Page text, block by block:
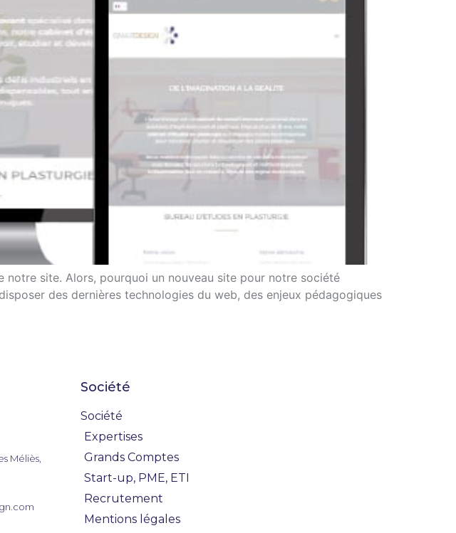
notre site. Alors, pourquoi un nouveau site pour notre société
des dernières technologies du web, des enjeux pédagogiques
Méliès,
Société
Société
Expertises
Grands Comptes
Start-up, PME, ETI
Recrutement
Mentions légales